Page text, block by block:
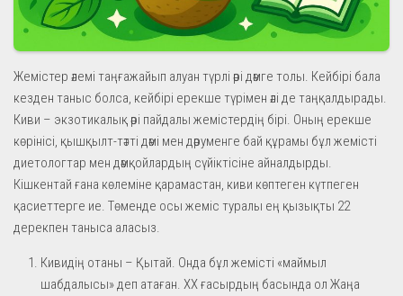
Жемістер әлемі таңғажайып алуан түрлі әрі дәмге толы. Кейбірі бала
кезден таныс болса, кейбірі ерекше түрімен әлі де таңқалдырады.
Киви – экзотикалық әрі пайдалы жемістердің бірі. Оның ерекше
көрінісі, қышқылт-тәтті дәмі мен дәруменге бай құрамы бұл жемісті
диетологтар мен дәмқойлардың сүйіктісіне айналдырды.
Кішкентай ғана көлеміне қарамастан, киви көптеген күтпеген
қасиеттерге ие. Төменде осы жеміс туралы ең қызықты 22
дерекпен таныса аласыз.
Кивидің отаны – Қытай. Онда бұл жемісті «маймыл
шабдалысы» деп атаған. ХХ ғасырдың басында ол Жаңа